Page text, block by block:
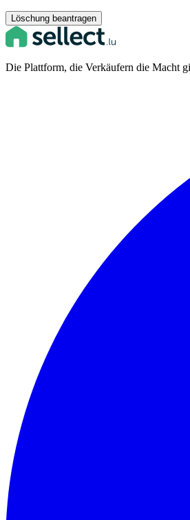
Löschung beantragen
Die Plattform, die Verkäufern die Macht